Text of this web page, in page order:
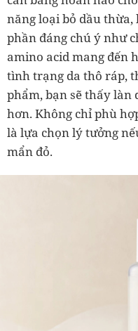
năng loại bỏ dầu
phần đáng chú ý như
amino acid mang đến
tình trạng da thô ráp,
phẩm, bạn sẽ thấy làn
hơn. Không chỉ phù
là lựa chọn lý tưởng
mẩn đỏ.